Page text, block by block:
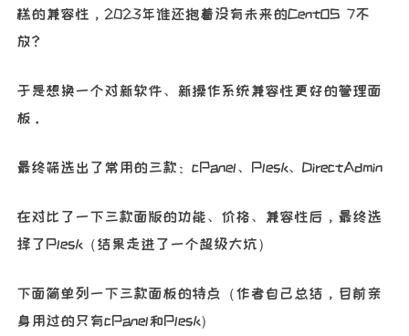
糕的兼容性，2023年谁还抱着没有未来的CentOS 7不
放？
于是想换一个对新软件、新操作系统兼容性更好的管理面
板。
最终筛选出了常用的三款：cPanel、Plesk、DirectAdmin
在对比了一下三款面版的功能、价格、兼容性后，最终选
择了Plesk（结果走进了一个超级大坑）
下面简单列一下三款面板的特点（作者自己总结，目前亲
身用过的只有cPanel和Plesk）